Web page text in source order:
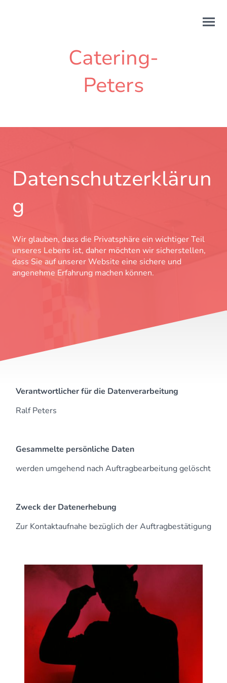
Catering-
Peters
Datenschutzerklärun
g
Wir glauben, dass die Privatsphäre ein wichtiger Teil
unseres Lebens ist, daher möchten wir sicherstellen,
dass Sie auf unserer Website eine sichere und
angenehme Erfahrung machen können.
Verantwortlicher für die Datenverarbeitung
Ralf Peters
Gesammelte persönliche Daten
werden umgehend nach Auftragbearbeitung gelöscht
Zweck der Datenerhebung
Zur Kontaktaufnahe bezüglich der Auftragbestätigung